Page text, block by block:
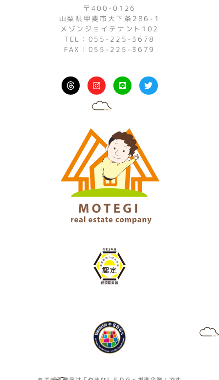
〒400-0126
山梨県甲斐市大下条286-1
メゾンジョイテナント102
TEL：055-225-3678
FAX：055-225-3679
I
n
s
t
a
r
a
m
L
i
n
T
w
i